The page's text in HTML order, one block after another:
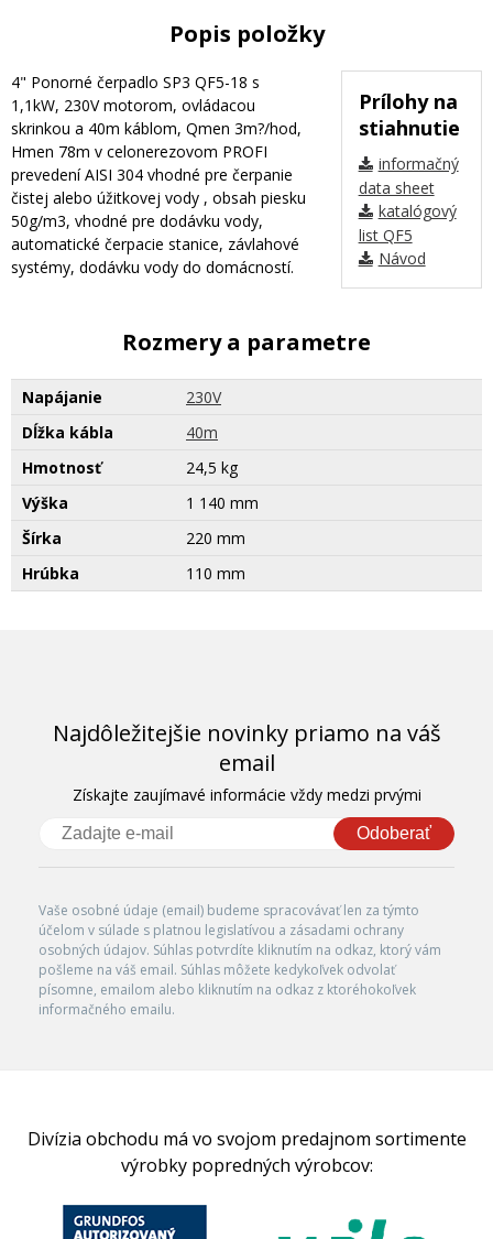
Popis položky
Prílohy na
stiahnutie
informačný
data sheet
katalógový
list QF5
Návod
4" Ponorné čerpadlo SP3 QF5-18 s
1,1kW, 230V motorom, ovládacou
skrinkou a 40m káblom, Qmen 3m?/hod,
Hmen 78m v celonerezovom PROFI
prevedení AISI 304 vhodné pre čerpanie
čistej alebo úžitkovej vody , obsah piesku
50g/m3, vhodné pre dodávku vody,
automatické čerpacie stanice, závlahové
systémy, dodávku vody do domácností.
Rozmery a parametre
Napájanie
230V
Dĺžka kábla
40m
Hmotnosť
24,5 kg
Výška
1 140 mm
Šírka
220 mm
Hrúbka
110 mm
Najdôležitejšie novinky priamo na váš
email
Získajte zaujímavé informácie vždy medzi prvými
Odoberať
Vaše osobné údaje (email) budeme spracovávať len za týmto
účelom v súlade s platnou legislatívou a zásadami ochrany
osobných údajov. Súhlas potvrdíte kliknutím na odkaz, ktorý vám
pošleme na váš email. Súhlas môžete kedykoľvek odvolať
písomne, emailom alebo kliknutím na odkaz z ktoréhokoľvek
informačného emailu.
Divízia obchodu má vo svojom predajnom sortimente
výrobky popredných výrobcov: